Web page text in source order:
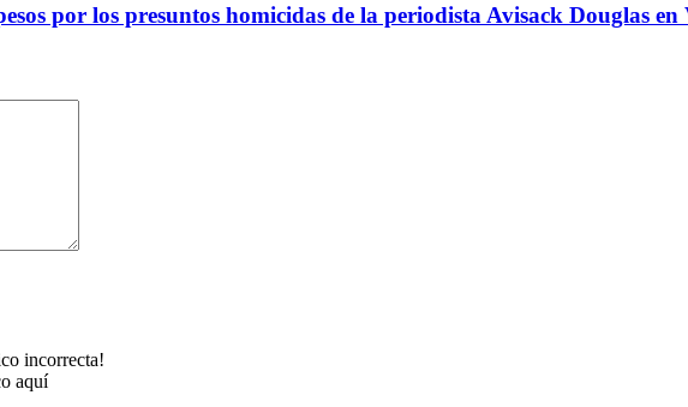
por los presuntos homicidas de la periodista Avisack Douglas en
incorrecta!
aquí